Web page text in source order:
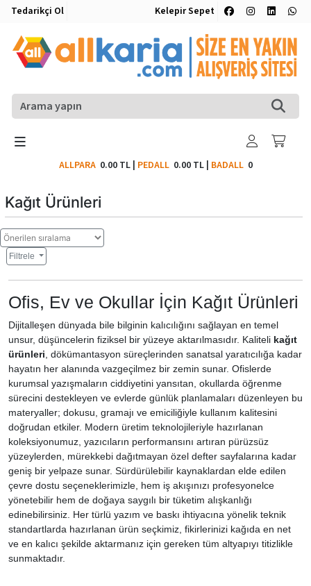
Tedarikçi Ol Kelepir Sepet
ALLPARA 0.00 TL| PEDALL 0.00 TL| BADALL0
Kağıt Ürünleri
Filtrele
Ofis, Ev ve Okullar İçin Kağıt Ürünleri
Dijitalleşen dünyada bile bilginin kalıcılığını sağlayan en temel
unsur, düşüncelerin fiziksel bir yüzeye aktarılmasıdır. Kaliteli kağıt
ürünleri , dökümantasyon süreçlerinden sanatsal yaratıcılığa kadar
hayatın her alanında vazgeçilmez bir zemin sunar. Ofislerde
kurumsal yazışmaların ciddiyetini yansıtan, okullarda öğrenme
sürecini destekleyen ve evlerde günlük planlamaları düzenleyen bu
materyaller; dokusu, gramajı ve emiciliğiyle kullanım kalitesini
doğrudan etkiler. Modern üretim teknolojileriyle hazırlanan
koleksiyonumuz, yazıcıların performansını artıran pürüzsüz
yüzeylerden, mürekkebi dağıtmayan özel defter sayfalarına kadar
geniş bir yelpaze sunar. Sürdürülebilir kaynaklardan elde edilen
çevre dostu seçeneklerimizle, hem iş akışınızı profesyonelce
yönetebilir hem de doğaya saygılı bir tüketim alışkanlığı
edinebilirsiniz. Her türlü yazım ve baskı ihtiyacına yönelik teknik
standartlarda hazırlanan ürün seçkimiz, fikirlerinizi kağıda en net
ve en kalıcı şekilde aktarmanız için gereken tüm altyapıyı titizlikle
sunmaktadır.